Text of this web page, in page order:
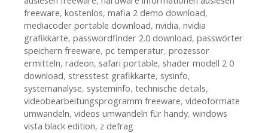
freeware, kostenlos, mafia 2 demo download,
mediacoder portable download, nvidia, nvidia
grafikkarte, passwordfinder 2.0 download, passwörter
speichern freeware, pc temperatur, prozessor
ermitteln, radeon, safari portable, shader modell 2 0
download, stresstest grafikkarte, sysinfo,
systemanalyse, systeminfo, technische details,
videobearbeitungsprogramm freeware, videoformate
umwandeln, videos umwandeln für handy, windows
vista black edition, z defrag